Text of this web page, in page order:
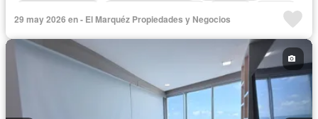
Piscina
Conserje
Seguridad Terraza
Vista panorámica
Parcialmente amoblado
29 may 2026 en - El Marquéz Propiedades y Negocios